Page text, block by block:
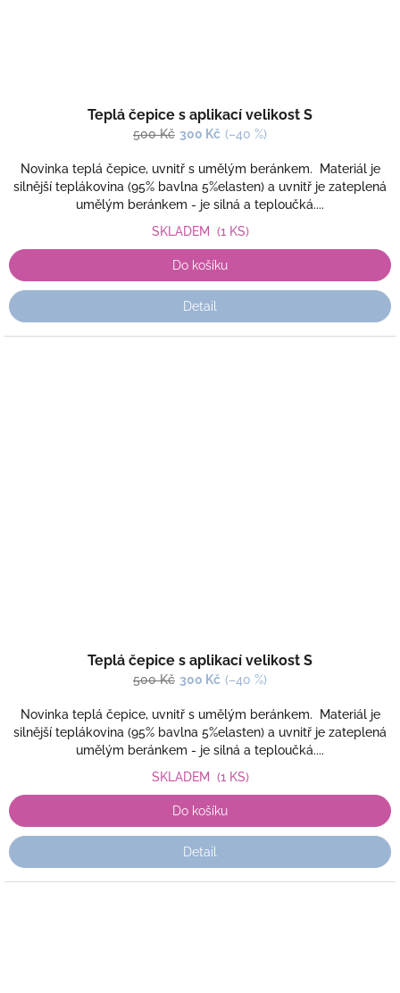
Teplá čepice s aplikací velikost S
500 Kč 300 Kč (–40 %)
Novinka teplá čepice, uvnitř s umělým beránkem. Materiál je
silnější teplákovina (95% bavlna 5%elasten) a uvnitř je zateplená
umělým beránkem - je silná a teploučká....
SKLADEM (1 KS)
Do košíku
Detail
Teplá čepice s aplikací velikost S
500 Kč 300 Kč (–40 %)
Novinka teplá čepice, uvnitř s umělým beránkem. Materiál je
silnější teplákovina (95% bavlna 5%elasten) a uvnitř je zateplená
umělým beránkem - je silná a teploučká....
SKLADEM (1 KS)
Do košíku
Detail